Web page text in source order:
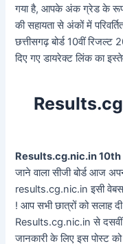
गया है, आपके अंक ग्रेड के रूप
की सहायता से अंकों में
छत्तीसगढ़ बोर्ड 10वीं
दिए गए डायरेक्ट लिंक का
Results.cg.nic.in
जाने वाला सीजी बोर्ड आज
results.cg.nic.in इसी
! आप सभी छात्रों को सलाह
Results.cg.nic.in से
जानकारी के लिए इस पोस्ट